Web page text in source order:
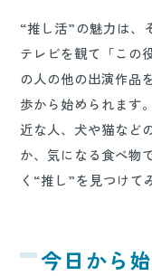
“推し活”の魅力は、
テレビを観て「この
の人の他の出演作品
歩から始められます
近な人、犬や猫など
か、気になる食べ物
く“推し”を見つけて
今日から